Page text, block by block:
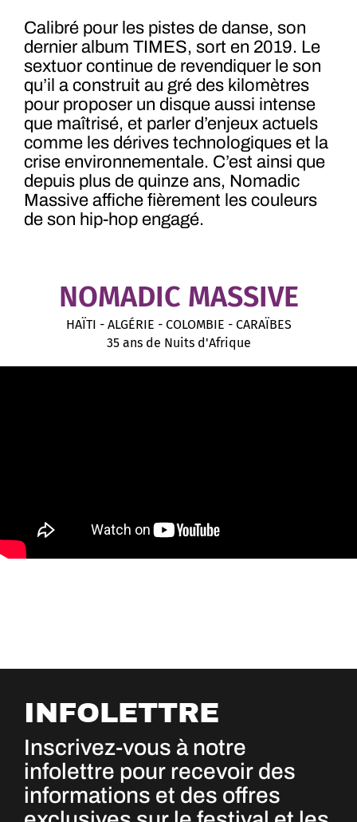
Calibré pour les pistes de danse, son
dernier album TIMES, sort en 2019. Le
sextuor continue de revendiquer le son
qu’il a construit au gré des kilomètres
pour proposer un disque aussi intense
que maîtrisé, et parler d’enjeux actuels
comme les dérives technologiques et la
crise environnementale. C’est ainsi que
depuis plus de quinze ans, Nomadic
Massive affiche fièrement les couleurs
de son hip-hop engagé.
NOMADIC MASSIVE
HAÏTI - ALGÉRIE - COLOMBIE - CARAÏBES
35 ans de Nuits d'Afrique
INFOLETTRE
Inscrivez-vous à notre
infolettre pour recevoir des
informations et des offres